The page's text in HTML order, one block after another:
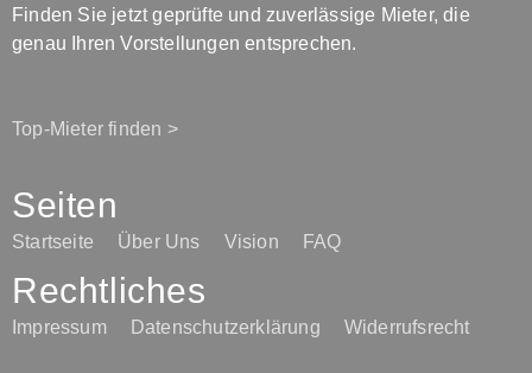
Finden Sie jetzt geprüfte und zuverlässige Mieter, die
genau Ihren Vorstellungen entsprechen.
Top-Mieter finden >
Seiten
Startseite Über Uns Vision FAQ
Rechtliches
Impressum Datenschutzerklärung Widerrufsrecht